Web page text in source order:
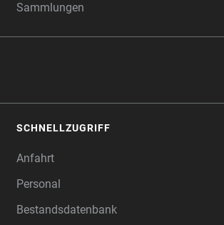
Sammlungen
SCHNELLZUGRIFF
Anfahrt
Personal
Bestandsdatenbank